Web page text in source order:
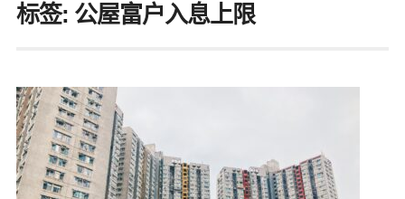
标签: 公屋富户入息上限